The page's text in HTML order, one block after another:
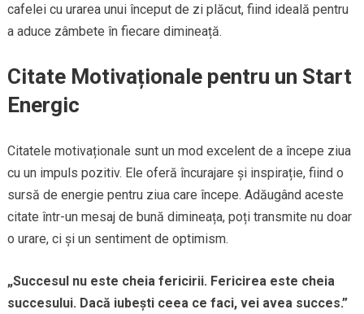
cafelei cu urarea unui început de zi plăcut, fiind ideală pentru
a aduce zâmbete în fiecare dimineață.
Citate Motivaționale pentru un Start
Energic
Citatele motivaționale sunt un mod excelent de a începe ziua
cu un impuls pozitiv. Ele oferă încurajare și inspirație, fiind o
sursă de energie pentru ziua care începe. Adăugând aceste
citate într-un mesaj de bună dimineața, poți transmite nu doar
o urare, ci și un sentiment de optimism.
„Succesul nu este cheia fericirii. Fericirea este cheia
succesului. Dacă iubești ceea ce faci, vei avea succes.”